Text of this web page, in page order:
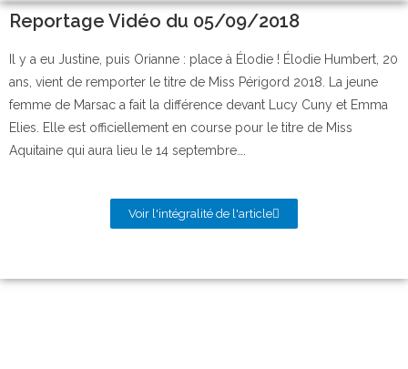
Reportage Vidéo du 05/09/2018
Il y a eu Justine, puis Orianne : place à Élodie ! Élodie Humbert, 20
ans, vient de remporter le titre de Miss Périgord 2018. La jeune
femme de Marsac a fait la différence devant Lucy Cuny et Emma
Elies. Elle est officiellement en course pour le titre de Miss
Aquitaine qui aura lieu le 14 septembre….
Voir l'intégralité de l'article